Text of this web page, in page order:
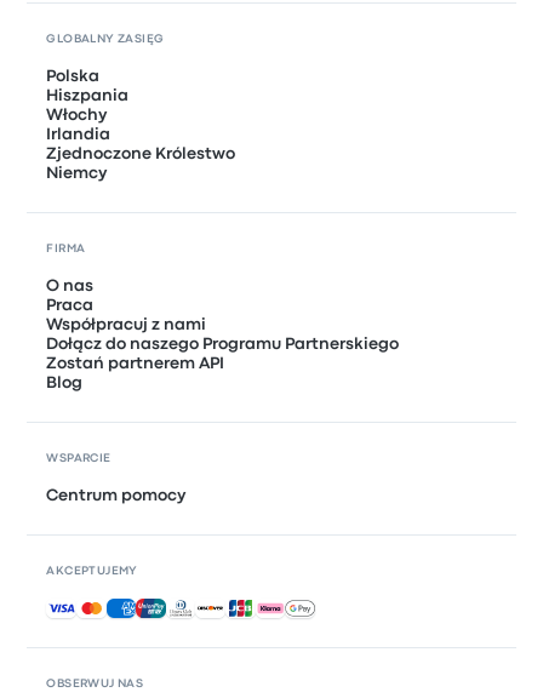
OBSERWUJ NAS
GLOBALNY ZASIĘG
Polska
Hiszpania
Włochy
Irlandia
Zjednoczone Królestwo
Niemcy
FIRMA
O nas
Praca
Współpracuj z nami
Dołącz do naszego Programu Partnerskiego
Zostań partnerem API
Blog
WSPARCIE
Centrum pomocy
AKCEPTUJEMY
Akceptowane płatności